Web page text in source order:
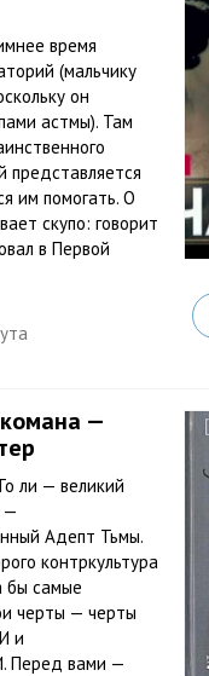
время
(мальчику
он
астмы). Там
представляется
им помогать. О
скупо: говорит
в Первой
—
ли — великий
—
Адепт Тьмы.
контркультура
бы самые
черты — черты
и
Перед вами —